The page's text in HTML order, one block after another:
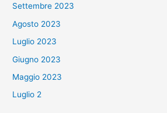
Settembre 2023
Agosto 2023
Luglio 2023
Giugno 2023
Maggio 2023
Luglio 2